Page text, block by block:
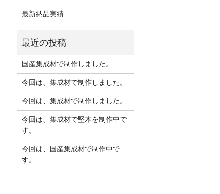
最新納品実績
国産集成材で制作しました。
今回は、集成材で制作しました。
今回は、集成材で制作しました。
今回は、集成材で堅木を制作中で
す。
今回は、国産集成材で制作中で
す。